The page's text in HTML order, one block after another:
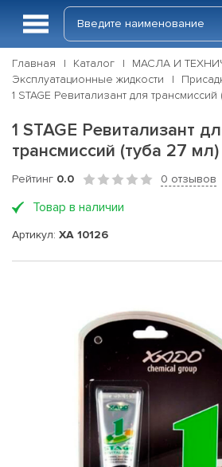
Главная Каталог
МАСЛА И
Эксплуатационные жидкости
1 STAGE Ревитализант для трансмиссий
1 STAGE Ревитализант
трансмиссий (туба 27 мл)
Рейтинг 0.0 0 отзывов
Товар в наличии
Артикул: ХА 10126